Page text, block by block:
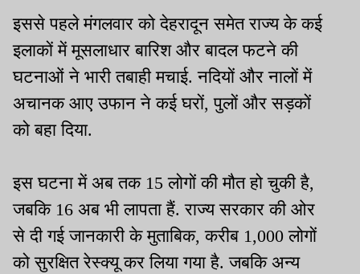
इससे पहले मंगलवार को देहरादून समेत राज्य के कई
इलाकों में मूसलाधार बारिश और बादल फटने की
घटनाओं ने भारी तबाही मचाई. नदियों और नालों में
अचानक आए उफान ने कई घरों, पुलों और सड़कों
को बहा दिया.
इस घटना में अब तक 15 लोगों की मौत हो चुकी है,
जबकि 16 अब भी लापता हैं. राज्य सरकार की ओर
से दी गई जानकारी के मुताबिक, करीब 1,000 लोगों
को सुरक्षित रेस्क्यू कर लिया गया है. जबकि अन्य